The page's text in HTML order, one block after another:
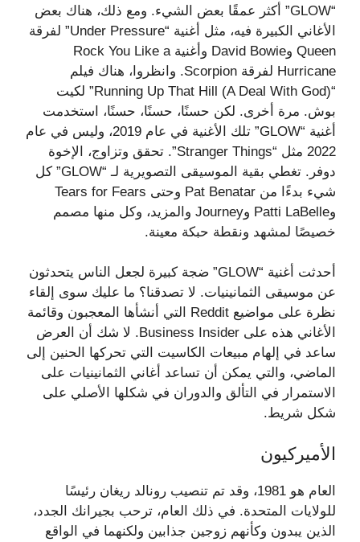
“GLOW” أكثر عمقًا بعض الشيء. ومع ذلك، هناك بعض
الأغاني الكبيرة فيه، مثل أغنية “Under Pressure” لفرقة
Queen وDavid Bowie وأغنية Rock You Like a
Hurricane لفرقة Scorpion. وانظروا، هناك فيلم
“Running Up That Hill (A Deal With God)” لكيت
بوش. مرة أخرى. لكن حسنًا، حسنًا، حسنًا، استخدمت
أغنية “GLOW” تلك الأغنية في عام 2019، وليس في عام
2022 مثل “Stranger Things”. تحقق وتزاوج، الإخوة
دوفر. تغطي بقية الموسيقى التصويرية لـ “GLOW” كل
شيء بدءًا من Pat Benatar وحتى Tears for Fears
وPatti LaBelle وJourney والمزيد، وكل منها مصمم
خصيصًا لمشهد ونقطة حبكة معينة.
أحدثت أغنية “GLOW” ضجة كبيرة لجعل الناس يتحدثون
عن موسيقى الثمانينيات. لا تصدقنا؟ ما عليك سوى إلقاء
نظرة على مواضيع Reddit التي أنشأها المعجبون وقائمة
الأغاني هذه على Business Insider. لا شك أن العرض
ساعد في إلهام مبيعات الكاسيت التي تحركها الحنين إلى
الماضي، والتي يمكن أن تساعد أغاني الثمانينيات على
الاستمرار في التألق والدوران في شكلها الأصلي على
شكل شريط.
الأميركيون
العام هو 1981، وقد تم تنصيب رونالد ريغان رئيسًا
للولايات المتحدة. في ذلك العام، ترحب بجيرانك الجدد،
الذين يبدون وكأنهم زوجين جذابين ولكنهما في الواقع